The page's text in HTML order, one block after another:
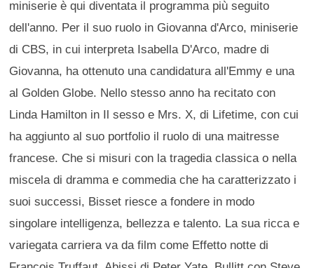
miniserie è qui diventata il programma più seguito
dell'anno. Per il suo ruolo in Giovanna d'Arco, miniserie
di CBS, in cui interpreta Isabella D'Arco, madre di
Giovanna, ha ottenuto una candidatura all'Emmy e una
al Golden Globe. Nello stesso anno ha recitato con
Linda Hamilton in Il sesso e Mrs. X, di Lifetime, con cui
ha aggiunto al suo portfolio il ruolo di una maitresse
francese. Che si misuri con la tragedia classica o nella
miscela di dramma e commedia che ha caratterizzato i
suoi successi, Bisset riesce a fondere in modo
singolare intelligenza, bellezza e talento. La sua ricca e
variegata carriera va da film come Effetto notte di